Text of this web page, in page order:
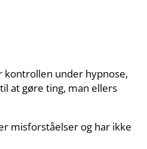
kontrollen under hypnose,
at gøre ting, man ellers
misforståelser og har ikke